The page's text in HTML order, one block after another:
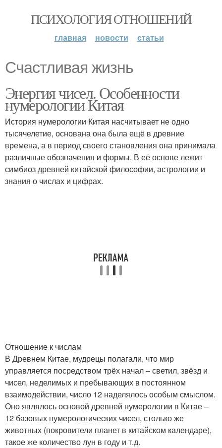
ПСИХОЛОГИЯ ОТНОШЕНИЙ
главная новости статьи
Счастливая жизнь
Энергия чисел. Особенности
нумерологии Китая
История нумерологии Китая насчитывает не одно
тысячелетие, основана она была ещё в древние
времена, а в период своего становления она принимала
различные обозначения и формы. В её основе лежит
симбиоз древней китайской философии, астрологии и
знания о числах и цифрах.
Отношение к числам
В Древнем Китае, мудрецы полагали, что мир
управляется посредством трёх начал – светил, звёзд и
чисел, неделимых и пребывающих в постоянном
взаимодействии, число 12 наделялось особым смыслом.
Оно являлось основой древней нумерологии в Китае –
12 базовых нумерологических чисел, столько же
животных (покровители планет в китайском календаре),
такое же количество лун в году и т.д.